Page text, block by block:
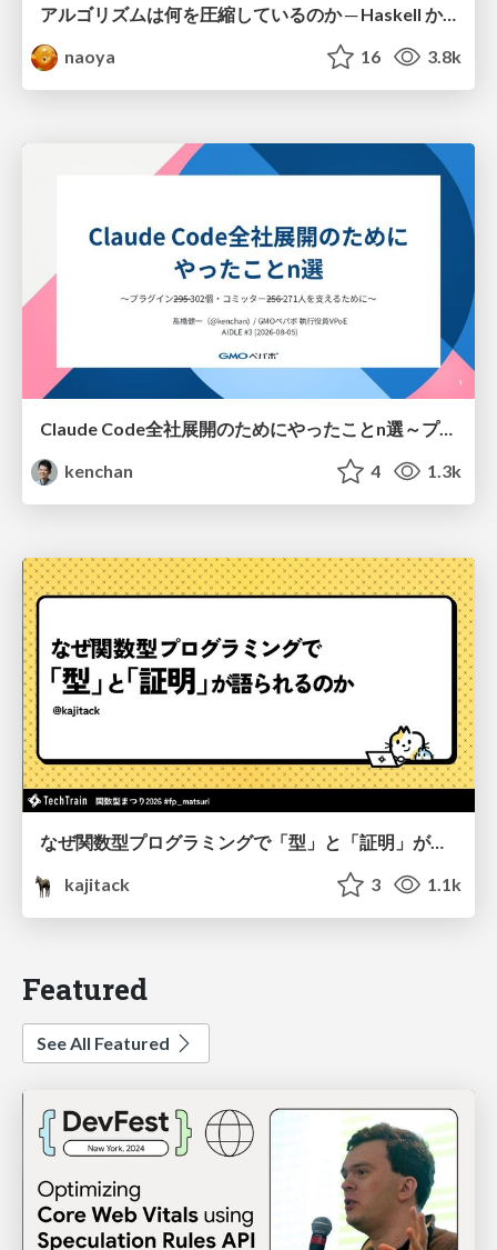
アルゴリズムは何を圧縮しているのか ─ Haskell から育った「圧縮代数」というメンタルモデル
naoya
16 3.8k
Claude Code全社展開のためにやったことn選～プラグイン302個・コミッター271人を支えるために～
kenchan
4 1.3k
なぜ関数型プログラミングで「型」と「証明」が語られるのか #fp_matsuri
kajitack
3 1.1k
Featured
See All Featured